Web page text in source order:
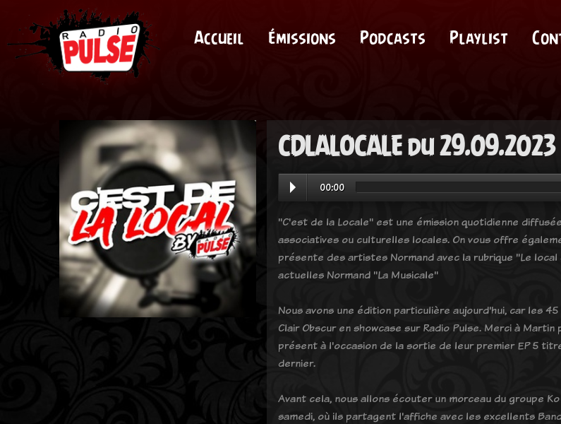
Accueil Émissions Podcasts Playlist
CDLALOCALE du 29.09.2023
00:00
"C'est de la Locale" est une émission quotidienne
associatives ou culturelles locales. On vous offre
présente des artistes Normand avec la rubrique "Le
actuelles Normand "La Musicale"
Nous avons une édition particulière aujourd'hui, car les
Clair Obscur en showcase sur Radio Pulse. Merci à
présent à l'occasion de la sortie de leur premier EP 5
dernier.
Avant cela, nous allons écouter un morceau du groupe
samedi, où ils partagent l'affiche avec les excellents